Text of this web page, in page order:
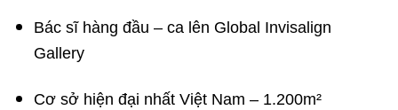
Bác sĩ hàng đầu – ca lên Global Invisalign
Gallery
Cơ sở hiện đại nhất Việt Nam – 1.200m²